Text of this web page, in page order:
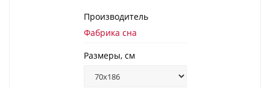
Производитель
Фабрика сна
Размеры, см